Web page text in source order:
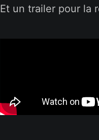
Et un trailer pour la